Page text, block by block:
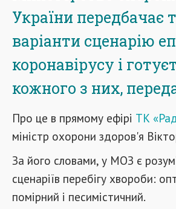
України передбачає
варіанти сценарію
коронавірусу і
кожного з них,
Про це в прямому ефірі ТК
міністр охорони здоров'я
За його словами, у МОЗ є
сценаріїв перебігу хвороби:
помірний і песимістичний.